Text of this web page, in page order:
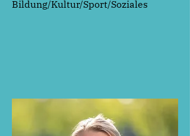
Bildung/Kultur/Sport/Soziales